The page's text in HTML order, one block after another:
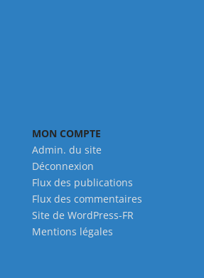
MON COMPTE
Admin. du site
Déconnexion
Flux des publications
Flux des commentaires
Site de WordPress-FR
Mentions légales